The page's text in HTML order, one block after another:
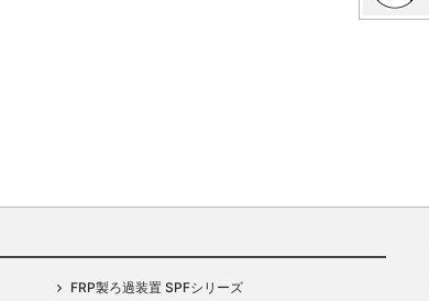
FRP製ろ過装置 SPFシリーズ